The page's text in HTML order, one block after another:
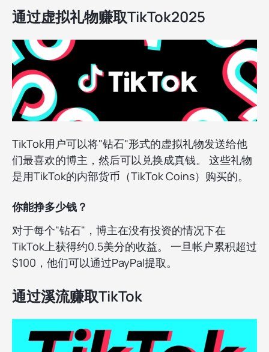
通过虚拟礼物赚取TikTok2025
TikTok用户可以将"钻石"形式的虚拟礼物发送给他
们最喜欢的博主，然后可以兑换成真钱。 这些礼物
是用TikTok的内部货币（TikTok Coins）购买的。
你能挣多少钱？
对于每个"钻石"，博主在没有投资的情况下在
TikTok上获得约0.5美分的收益。 一旦帐户累积超过
$100，他们可以通过PayPal提取。
通过溪流赚取TikTok